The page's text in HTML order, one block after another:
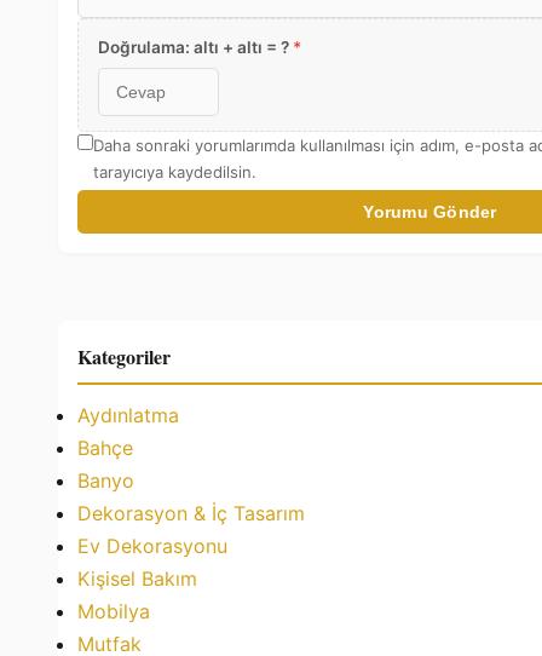
Doğrulama: altı + altı = ? *
Daha sonraki yorumlarımda kullanılması için adım, e-posta
tarayıcıya kaydedilsin.
Yorumu Gönder
Kategoriler
Aydınlatma
Bahçe
Banyo
Dekorasyon & İç Tasarım
Ev Dekorasyonu
Kişisel Bakım
Mobilya
Mutfak